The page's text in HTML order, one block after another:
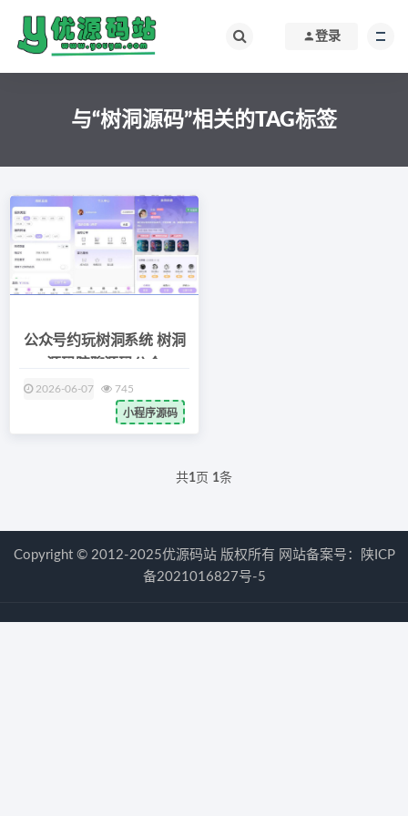
登录
与“树洞源码”相关的TAG标签
公众号约玩树洞系统 树洞
2026-06-07 745
小程序源码
共1 页 1条
Copyright © 2012-2025优源码站 版权所有 网站备案号：
陕ICP
备2021016827号-5